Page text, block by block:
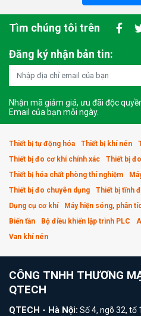
Tìm chúng tôi trên
Đăng ký nhận bản tin:
Nhận mã giảm giá, ưu đãi độc
Email của bạn mỗi ngày.
Thiết bị tự động hóa Thiết bị khí nén
Thiết bị đo cơ khí chính xác
Thiết bị
Thiết bị hóa chất phòng thí nghiệm
Thiết bị đo chuyên dụng
Thiết bị tĩnh
Dụng cụ cơ khí
Máy hiện sóng, phân
Biến tần
Bộ điều khiển lập trình PLC
Van khí nén
CÔNG TNHH THƯƠNG
QTECH
QTECH - Hà Nội: Số 4, ngõ 32, tổ